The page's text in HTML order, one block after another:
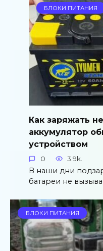
БЛОКИ ПИТАНИЯ
Как заряжать
аккумулятор
устройством
0 3.9k.
В наши дни
батареи не
БЛОКИ ПИТАНИЯ